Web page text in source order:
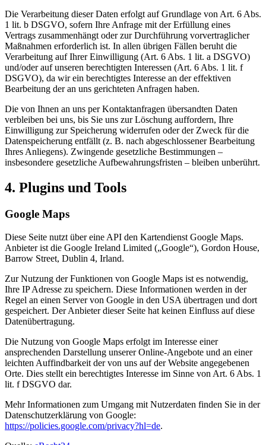
Die Verarbeitung dieser Daten erfolgt auf Grundlage von Art. 6 Abs.
1 lit. b DSGVO, sofern Ihre Anfrage mit der Erfüllung eines
Vertrags zusammenhängt oder zur Durchführung vorvertraglicher
Maßnahmen erforderlich ist. In allen übrigen Fällen beruht die
Verarbeitung auf Ihrer Einwilligung (Art. 6 Abs. 1 lit. a DSGVO)
und/oder auf unseren berechtigten Interessen (Art. 6 Abs. 1 lit. f
DSGVO), da wir ein berechtigtes Interesse an der effektiven
Bearbeitung der an uns gerichteten Anfragen haben.
Die von Ihnen an uns per Kontaktanfragen übersandten Daten
verbleiben bei uns, bis Sie uns zur Löschung auffordern, Ihre
Einwilligung zur Speicherung widerrufen oder der Zweck für die
Datenspeicherung entfällt (z. B. nach abgeschlossener Bearbeitung
Ihres Anliegens). Zwingende gesetzliche Bestimmungen –
insbesondere gesetzliche Aufbewahrungsfristen – bleiben unberührt.
4. Plugins und Tools
Google Maps
Diese Seite nutzt über eine API den Kartendienst Google Maps.
Anbieter ist die Google Ireland Limited („Google“), Gordon House,
Barrow Street, Dublin 4, Irland.
Zur Nutzung der Funktionen von Google Maps ist es notwendig,
Ihre IP Adresse zu speichern. Diese Informationen werden in der
Regel an einen Server von Google in den USA übertragen und dort
gespeichert. Der Anbieter dieser Seite hat keinen Einfluss auf diese
Datenübertragung.
Die Nutzung von Google Maps erfolgt im Interesse einer
ansprechenden Darstellung unserer Online-Angebote und an einer
leichten Auffindbarkeit der von uns auf der Website angegebenen
Orte. Dies stellt ein berechtigtes Interesse im Sinne von Art. 6 Abs. 1
lit. f DSGVO dar.
Mehr Informationen zum Umgang mit Nutzerdaten finden Sie in der
Datenschutzerklärung von Google:
https://policies.google.com/privacy?hl=de.